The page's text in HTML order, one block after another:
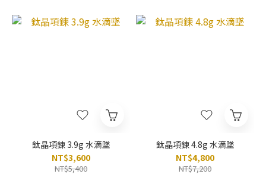
鈦晶項鍊 3.9g 水滴墜
NT$3,600
NT$5,400
鈦晶項鍊 4.8g 水滴墜
NT$4,800
NT$7,200